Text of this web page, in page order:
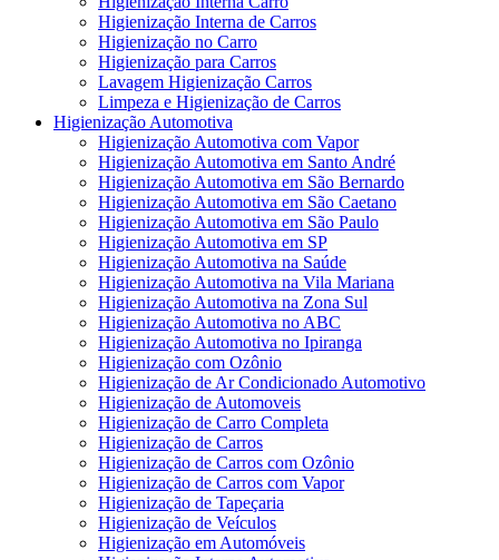
Higienização Interna de Carros
Higienização no Carro
Higienização para Carros
Lavagem Higienização Carros
Limpeza e Higienização de Carros
Higienização Automotiva
Higienização Automotiva com Vapor
Higienização Automotiva em Santo André
Higienização Automotiva em São Bernardo
Higienização Automotiva em São Caetano
Higienização Automotiva em São Paulo
Higienização Automotiva em SP
Higienização Automotiva na Saúde
Higienização Automotiva na Vila Mariana
Higienização Automotiva na Zona Sul
Higienização Automotiva no ABC
Higienização Automotiva no Ipiranga
Higienização com Ozônio
Higienização de Ar Condicionado Automotivo
Higienização de Automoveis
Higienização de Carro Completa
Higienização de Carros
Higienização de Carros com Ozônio
Higienização de Carros com Vapor
Higienização de Tapeçaria
Higienização de Veículos
Higienização em Automóveis